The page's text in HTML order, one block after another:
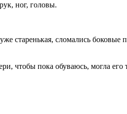
ног, головы.
старенькая, сломались боковые
чтобы пока обуваюсь, могла его